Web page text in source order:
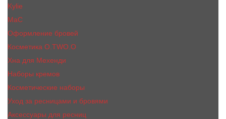
Kylie
MaC
Оформление бровей
Косметика O.TWO.O
Хна для Мехенди
Наборы кремов
Косметические наборы
Уход за ресницами и бровями
Аксессуары для ресниц